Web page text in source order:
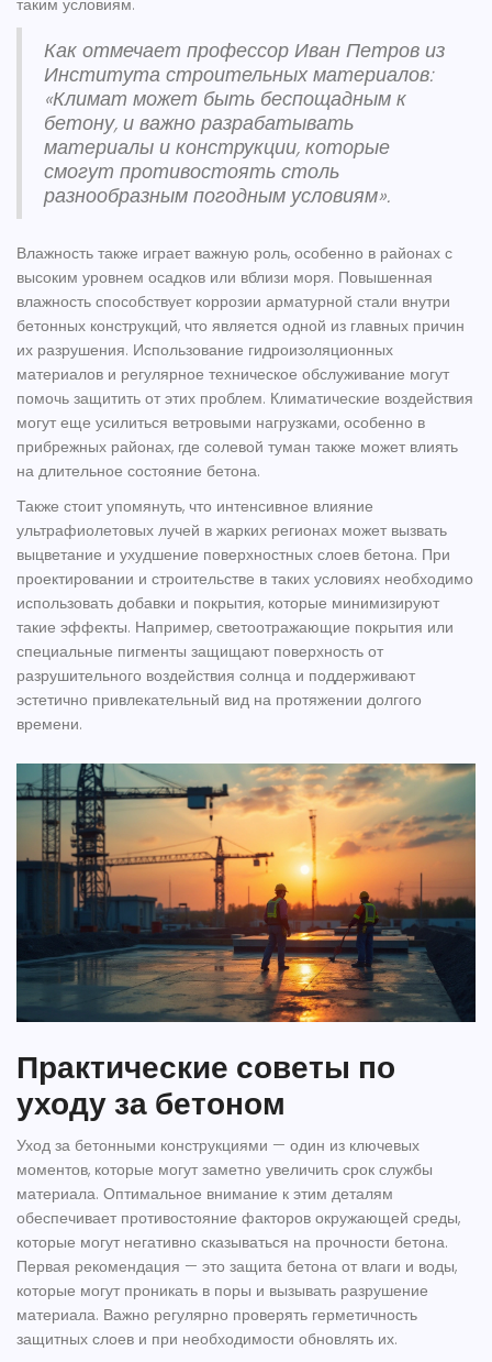
таким условиям.
Как отмечает профессор Иван Петров из
Института строительных материалов:
«Климат может быть беспощадным к
бетону, и важно разрабатывать
материалы и конструкции, которые
смогут противостоять столь
разнообразным погодным условиям».
Влажность также играет важную роль, особенно в районах с
высоким уровнем осадков или вблизи моря. Повышенная
влажность способствует коррозии арматурной стали внутри
бетонных конструкций, что является одной из главных причин
их разрушения. Использование гидроизоляционных
материалов и регулярное техническое обслуживание могут
помочь защитить от этих проблем. Климатические воздействия
могут еще усилиться ветровыми нагрузками, особенно в
прибрежных районах, где солевой туман также может влиять
на длительное состояние бетона.
Также стоит упомянуть, что интенсивное влияние
ультрафиолетовых лучей в жарких регионах может вызвать
выцветание и ухудшение поверхностных слоев бетона. При
проектировании и строительстве в таких условиях необходимо
использовать добавки и покрытия, которые минимизируют
такие эффекты. Например, светоотражающие покрытия или
специальные пигменты защищают поверхность от
разрушительного воздействия солнца и поддерживают
эстетично привлекательный вид на протяжении долгого
времени.
Практические советы по
уходу за бетоном
Уход за бетонными конструкциями — один из ключевых
моментов, которые могут заметно увеличить срок службы
материала. Оптимальное внимание к этим деталям
обеспечивает противостояние факторов окружающей среды,
которые могут негативно сказываться на прочности бетона.
Первая рекомендация — это защита бетона от влаги и воды,
которые могут проникать в поры и вызывать разрушение
материала. Важно регулярно проверять герметичность
защитных слоев и при необходимости обновлять их.